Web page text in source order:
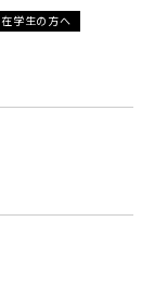
在学生の方へ